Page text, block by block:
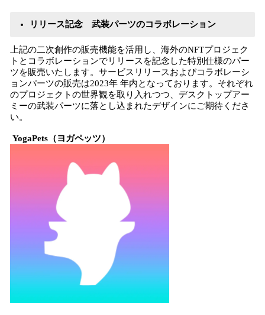
リリース記念 武装パーツのコラボレーション
上記の二次創作の販売機能を活用し、海外のNFTプロジェク
トとコラボレーションでリリースを記念した特別仕様のパー
ツを販売いたします。サービスリリースおよびコラボレーシ
ョンパーツの販売は2023年 年内となっております。それぞれ
のプロジェクトの世界観を取り入れつつ、デスクトップアー
ミーの武装パーツに落とし込まれたデザインにご期待くださ
い。
YogaPets（ヨガペッツ）